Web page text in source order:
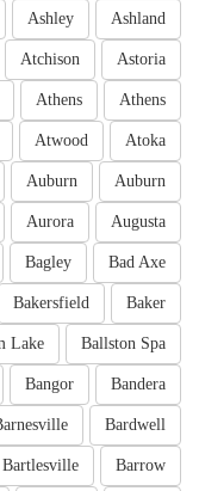
Ashland
Ashley
Astoria
Atchison
Athens
Athens
Atoka
Atwood
Auburn
Auburn
Augusta
Aurora
Bad Axe
Bagley
Baker
Bakersfield
Ballston Spa
Lake
Bandera
Bangor
Bardwell
Barrow
Bartlesville